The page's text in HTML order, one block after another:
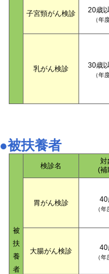
子宮頸がん検診 20歳
（年
乳がん検診 30歳
（年
●被扶養者
被
扶
養
者
検診名
対
(補
胃がん検診 40
（
大腸がん検診 40
（